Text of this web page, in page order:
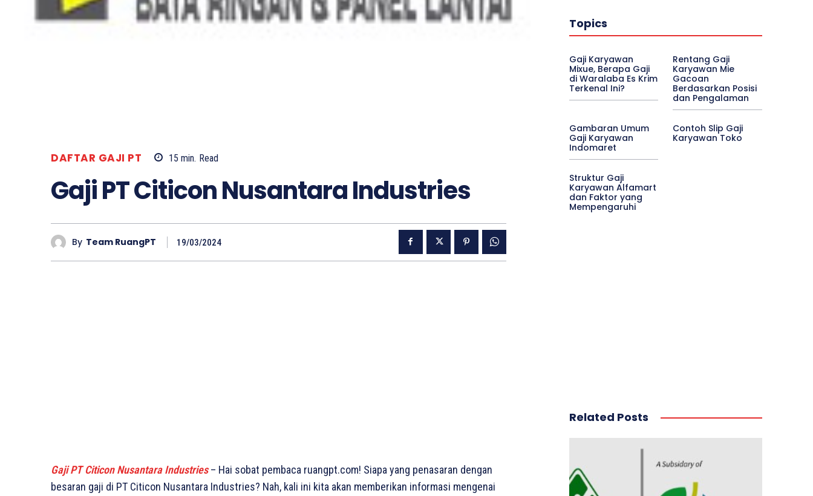
DAFTAR GAJI PT 15 min. Read
Gaji PT Citicon Nusantara Industries
By Team RuangPT 19/03/2024
Gaji PT Citicon Nusantara Industries– Hai sobat pembaca ruangpt.com! Siapa yang penasaran dengan
besaran gaji di PT Citicon Nusantara Industries? Nah, kali ini kita akan memberikan informasi mengenai
Topics
Gaji Karyawan
Mixue, Berapa Gaji
di Waralaba Es Krim
Terkenal Ini?
Rentang Gaji
Karyawan Mie
Gacoan
Berdasarkan Posisi
dan Pengalaman
Gambaran Umum
Gaji Karyawan
Indomaret
Contoh Slip Gaji
Karyawan Toko
Struktur Gaji
Karyawan Alfamart
dan Faktor yang
Mempengaruhi
Related Posts